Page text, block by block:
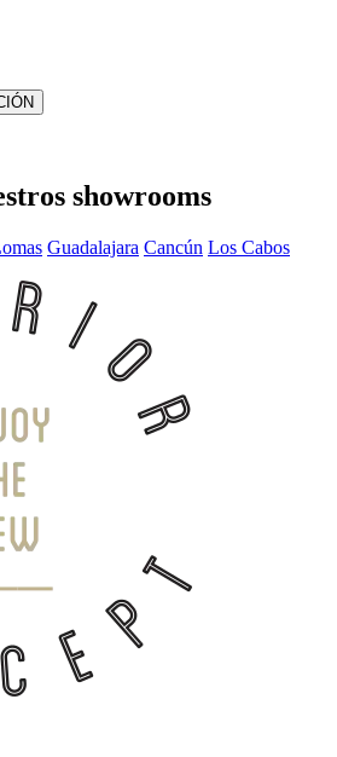
showrooms
Guadalajara Cancún Los Cabos